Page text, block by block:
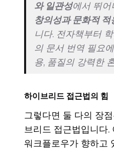
와 일관성에서 뛰어
창의성과 문화적 적
니다. 전자책부터
의 문서 번역 필요
용, 품질의 강력한
하이브리드 접근법의 힘
그렇다면 둘 다의 장
브리드 접근법입니다.
워크플로우가 향하고